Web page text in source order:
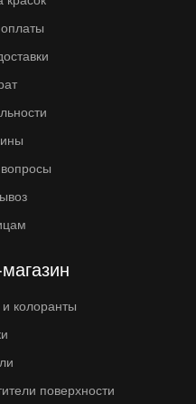
колоранты
поверхности